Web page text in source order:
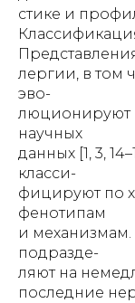
стике и
лергии, в том
эво-
люционируют
научных
данных [1, 3,
класси-
фицируют по
фенотипам
и
подразде-
ляют на
последние